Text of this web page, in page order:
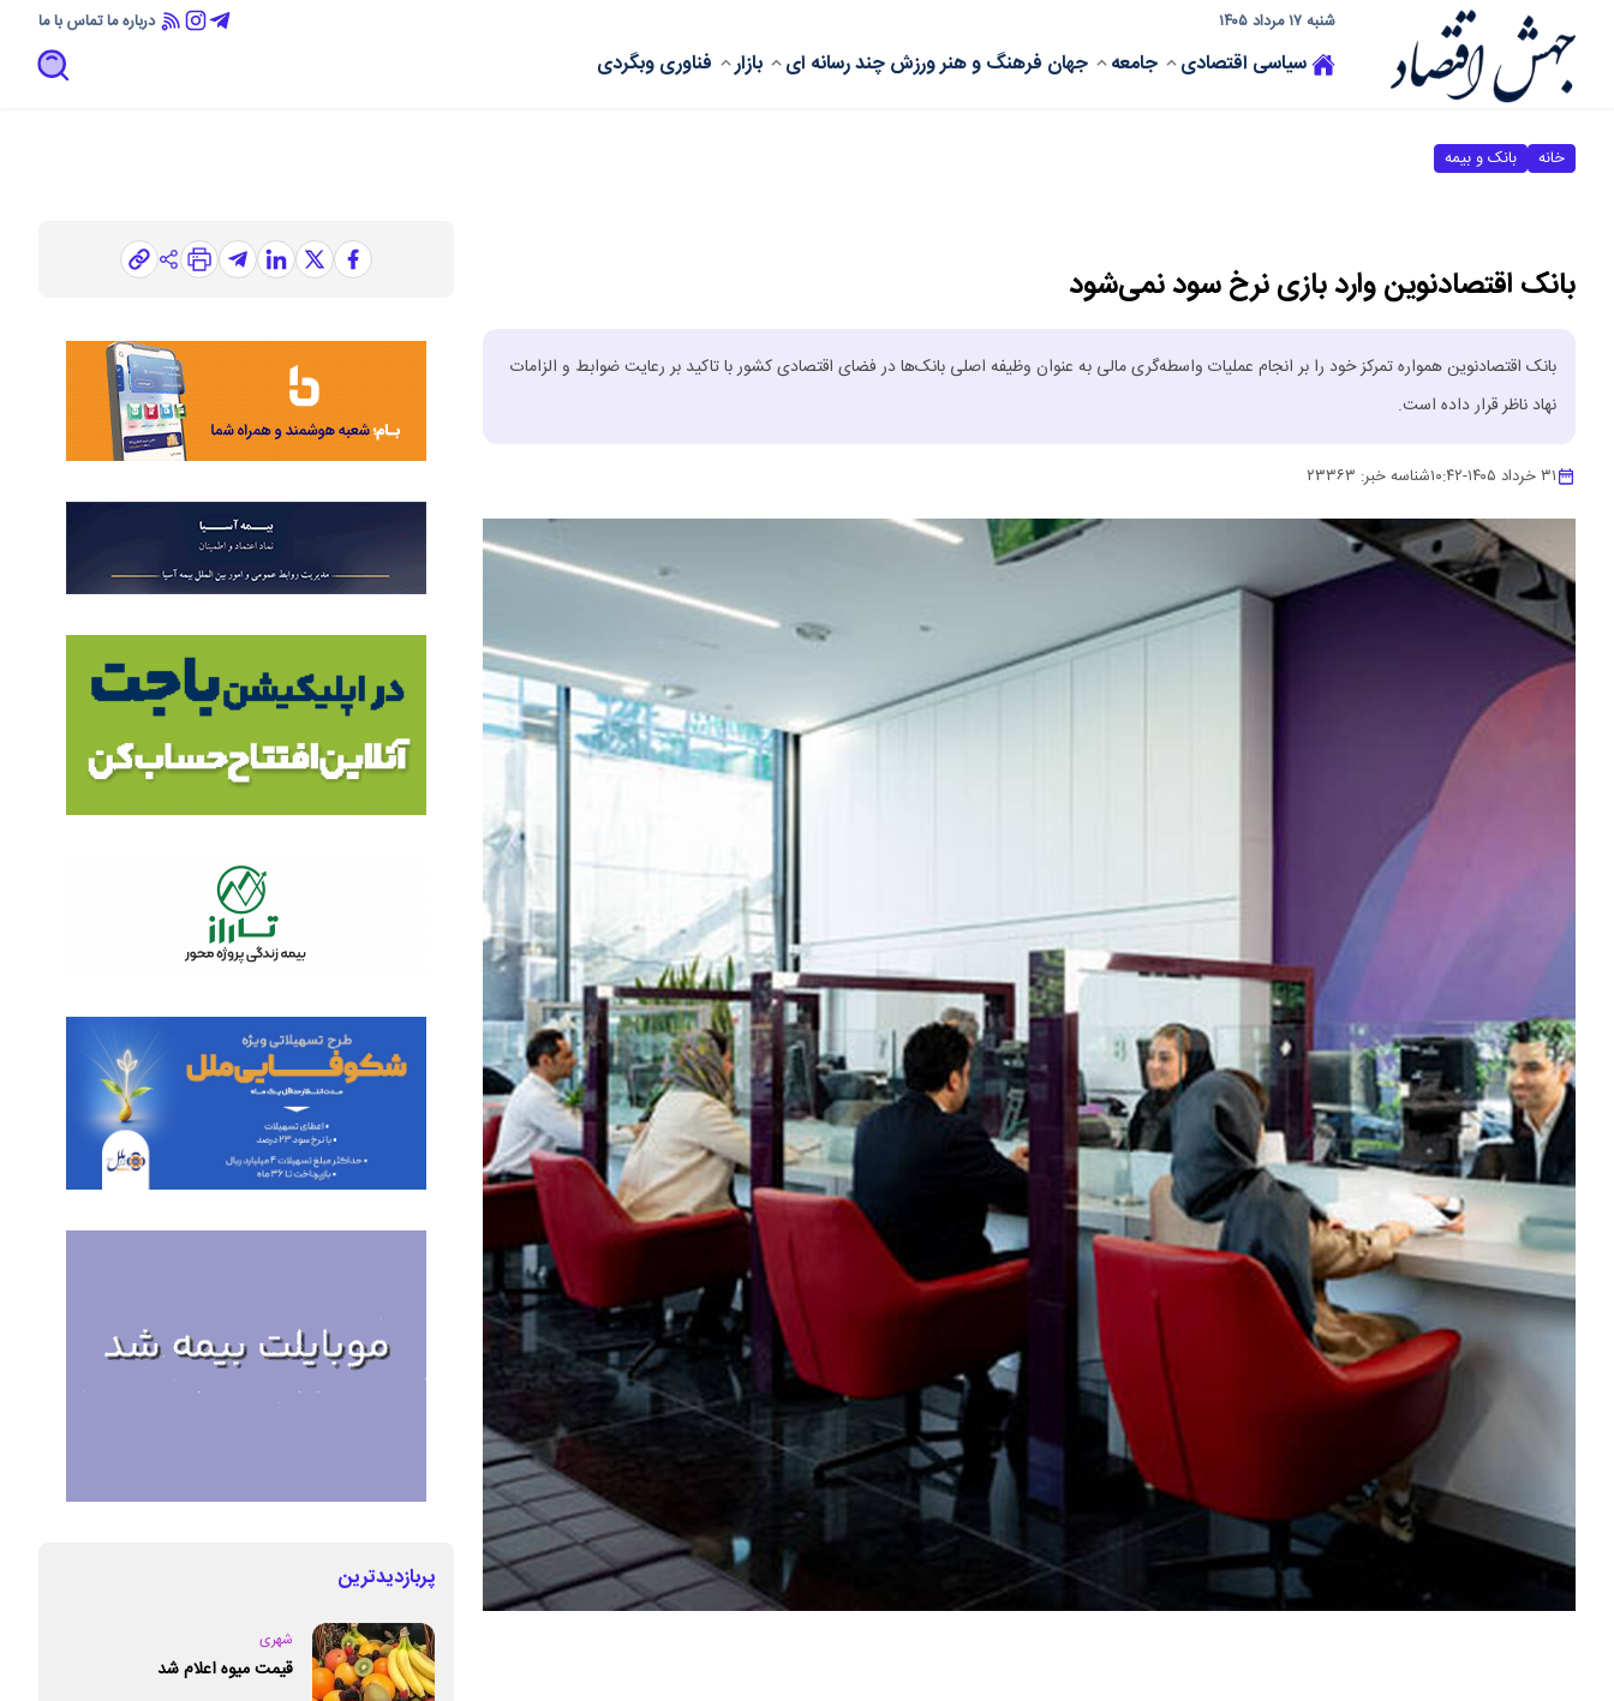
شنبه ۱۷ مرداد ۱۴۰۵ درباره ماتماس با ما
سیاسی اقتصادی جامعه جهان فرهنگ و هنرورزشچند رسانه ای بازار فناوریوبگردی
خانه بانک و بیمه
بانک اقتصادنوین وارد بازی نرخ سود نمی‌شود
بانک اقتصادنوین همواره تمرکز خود را بر انجام عملیات واسطه‌گری مالی به عنوان وظیفه اصلی بانک‌ها در فضای اقتصادی کشور با تاکید بر رعایت ضوابط و الزامات
نهاد ناظر قرار داده است.
۳۱ خرداد ۱۴۰۵ -۱۰:۴۲شناسه خبر: ۲۳۳۶۳
پربازدیدترین
شهری
قیمت میوه اعلام شد